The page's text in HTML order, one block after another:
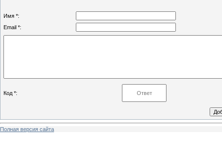
Имя *:
Email *:
Код *:
Полная версия сайта